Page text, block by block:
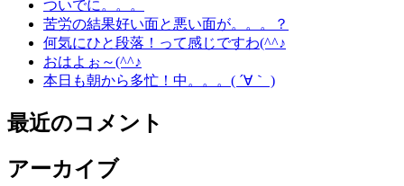
ついでに。。。
苦労の結果好い面と悪い面が。。。？
何気にひと段落！って感じですわ(^^♪
おはよぉ～(^^♪
本日も朝から多忙！中。。。( ´∀｀ )
最近のコメント
アーカイブ